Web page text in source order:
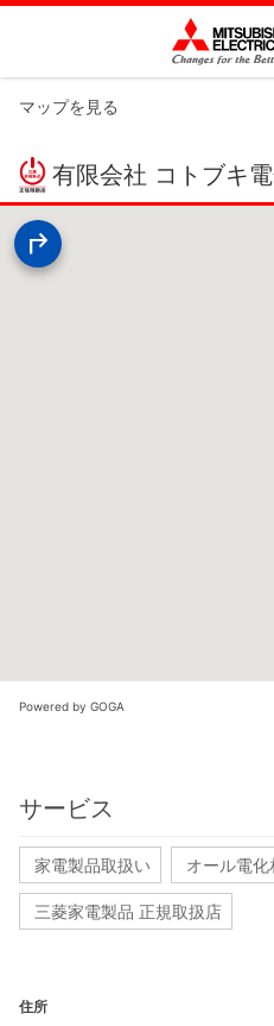
マップを見る
有限会社 コトブキ
Powered by GOGA
サービス
家電製品取扱い オール電
三菱家電製品 正規取扱店
住所